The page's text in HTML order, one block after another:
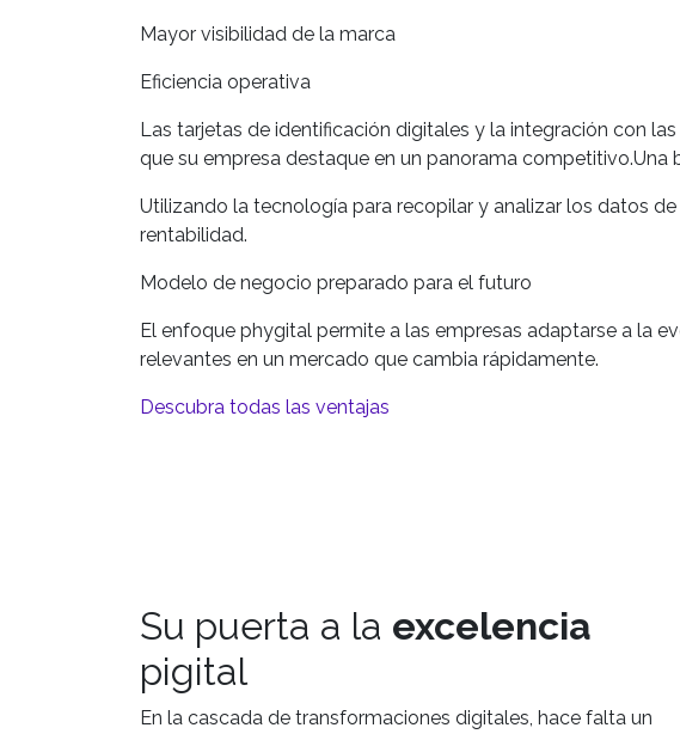
Mayor visibilidad de la marca
Eficiencia operativa
Las tarjetas de identificación digitales y la integración con
que su empresa destaque en un panorama competitivo.Una
Utilizando la tecnología para recopilar y analizar los datos
rentabilidad.
Modelo de negocio preparado para el futuro
El enfoque phygital permite a las empresas adaptarse a la
relevantes en un mercado que cambia rápidamente.
Descubra todas las ventajas
Su puerta a la excelencia
pigital
En la cascada de transformaciones digitales, hace falta un